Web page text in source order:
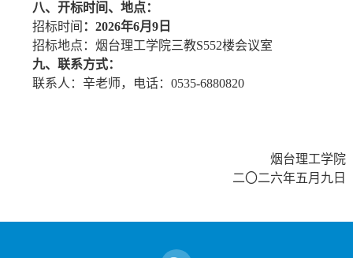
八、开标时间、地点：
招标时间 ：2026年6月9日
招标地点：烟台理工学院三教S552楼会议室
九、联系方式：
联系人：辛老师，电话：0535-6880820
烟台理工学院
二〇二六年五月九日